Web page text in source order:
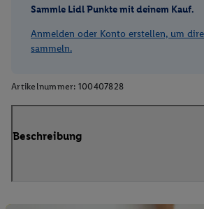
Sammle Lidl Punkte mit deinem Kauf.
Anmelden oder Konto erstellen, um
sammeln.
Artikelnummer: 100407828
Beschreibung